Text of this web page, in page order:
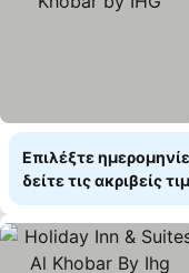
Επιλέξτε
δείτε τις ακριβείς